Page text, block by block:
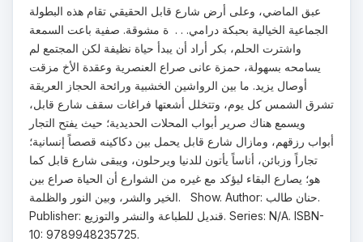
عبق الماضي، وعلى أرض شارع قابل الحقيقي تقام هذه البطولة
الجماعية الخيالية بحبكة درامي. . . ة مشوقة. صفية باعت السمعة
واشترت الحلم، بكر أراد أن يبدأ حياة نظيفة لكن المجتمع لم
يسامحه بسهولة، حمزة عانى صراع العنصرية وعقدة الأخ مزقت
أوصال يزيد. ما بين الرواشين الخشبية ورائحة الحجاز العريقة
تشرق الشمس كل يوم، وتتخلل أشعتها فراغات سقف شارع قابل،
ويسمع هناك صرير أبواب المحلات الحديدية؛ حيث يفتح التجار
أبواب رزقهم، ومازال شارع قابل يحمل بين دكاكينه قصصاً إنسانية؛
تجاراً وزبائن، أناساً يأتون للدنيا ويرحلون، ويبقى شارع قابل كما
هو؛ يصارع البقاء ليؤكد مع غيره من الشوارع أن الحياة صراع بين
الخير والشر، وبين النور والظلمة. Show. Author: حنان طالب.
Publisher: قنديل للطباعة والنشر والتوزيع. Series: N/A. ISBN-
10: 9789948235725.